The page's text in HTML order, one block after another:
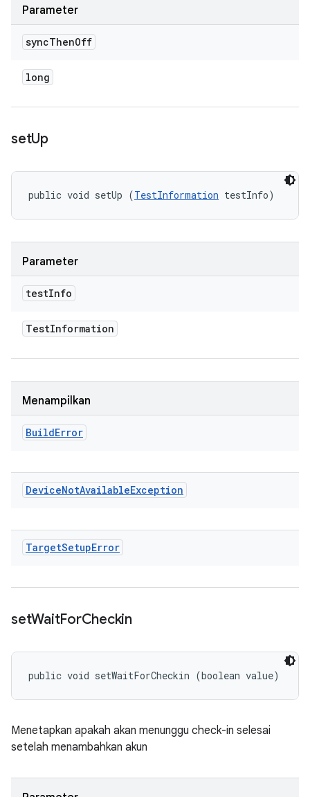
Parameter
syncThenOff
long
setUp
public void setUp (TestInformation testInfo)
Parameter
testInfo
TestInformation
Menampilkan
BuildError
DeviceNotAvailableException
TargetSetupError
setWaitForCheckin
public void setWaitForCheckin (boolean value)
Menetapkan apakah akan menunggu check-in selesai
setelah menambahkan akun